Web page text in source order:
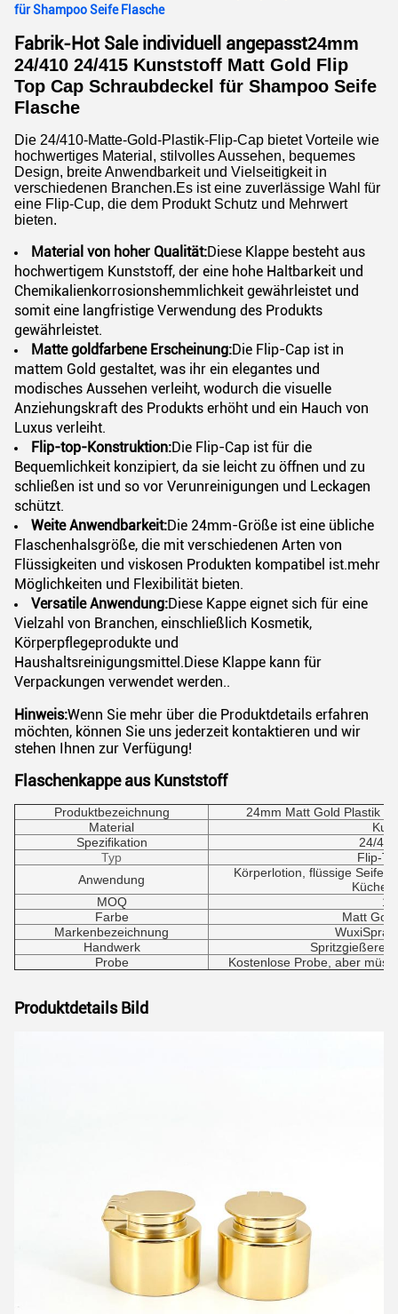
für Shampoo Seife Flasche
Fabrik-Hot Sale individuell angepasst24mm
24/410 24/415 Kunststoff Matt Gold Flip
Top Cap Schraubdeckel für Shampoo Seife
Flasche
Die 24/410-Matte-Gold-Plastik-Flip-Cap bietet Vorteile wie
hochwertiges Material, stilvolles Aussehen, bequemes
Design, breite Anwendbarkeit und Vielseitigkeit in
verschiedenen Branchen.Es ist eine zuverlässige Wahl für
eine Flip-Cup, die dem Produkt Schutz und Mehrwert
bieten.
Material von hoher Qualität:Diese Klappe besteht aus
hochwertigem Kunststoff, der eine hohe Haltbarkeit und
Chemikalienkorrosionshemmlichkeit gewährleistet und
somit eine langfristige Verwendung des Produkts
gewährleistet.
Matte goldfarbene Erscheinung:Die Flip-Cap ist in
mattem Gold gestaltet, was ihr ein elegantes und
modisches Aussehen verleiht, wodurch die visuelle
Anziehungskraft des Produkts erhöht und ein Hauch von
Luxus verleiht.
Flip-top-Konstruktion:Die Flip-Cap ist für die
Bequemlichkeit konzipiert, da sie leicht zu öffnen und zu
schließen ist und so vor Verunreinigungen und Leckagen
schützt.
Weite Anwendbarkeit:Die 24mm-Größe ist eine übliche
Flaschenhalsgröße, die mit verschiedenen Arten von
Flüssigkeiten und viskosen Produkten kompatibel ist.mehr
Möglichkeiten und Flexibilität bieten.
Versatile Anwendung:Diese Kappe eignet sich für eine
Vielzahl von Branchen, einschließlich Kosmetik,
Körperpflegeprodukte und
Haushaltsreinigungsmittel.Diese Klappe kann für
Verpackungen verwendet werden..
Hinweis:Wenn Sie mehr über die Produktdetails erfahren
möchten, können Sie uns jederzeit kontaktieren und wir
stehen Ihnen zur Verfügung!
Flaschenkappe aus Kunststoff
Produktbezeichnung
24mm Matt Gold Plastik
Material
Spezifikation
24/
Typ
Flip-
Anwendung
Körperlotion, flüssige Seife,
MOQ
Farbe
Matt
Markenbezeichnung
Handwerk
Spritzgießerei/
Probe
Kostenlose Probe, aber
Produktdetails Bild